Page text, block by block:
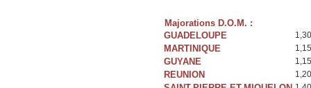
Majorations D.O.M. :
GUADELOUPE
MARTINIQUE
GUYANE
REUNION